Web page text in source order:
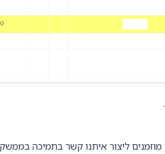
ליצור איתנו קשר בתמיכה בממשק